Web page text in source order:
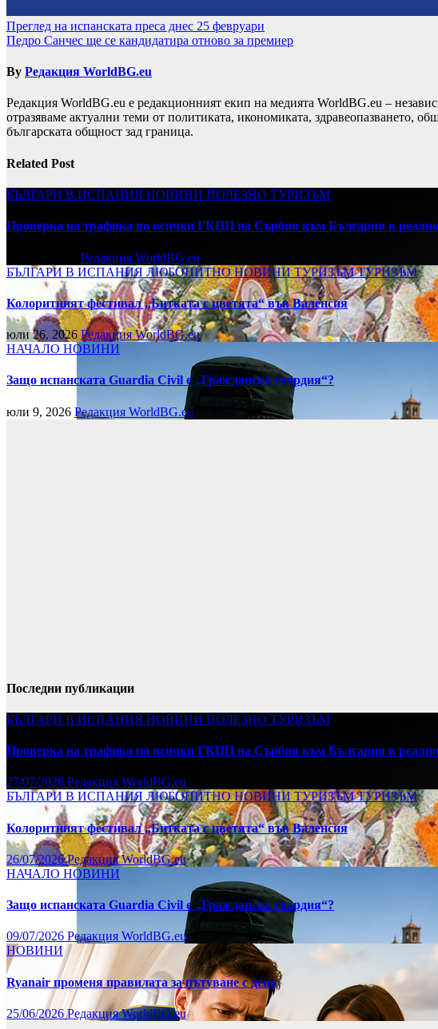
Навигация
Преглед на испанската преса днес 25 февруари
Педро Санчес ще се кандидатира отново за премиер
By Редакция WorldBG.eu
Редакция WorldBG.eu е редакционният екип на медията WorldBG.eu –
отразяваме актуални теми от политиката, икономиката, здравеопазването,
българската общност зад граница.
Related Post
БЪЛГАРИ В ИСПАНИЯ НОВИНИ ПОЛЕЗНО ТУРИЗЪМ
Проверка на трафика по всички ГКПП на Сърбия към България в
Редакция WorldBG.eu
БЪЛГАРИ В ИСПАНИЯ ЛЮБОПИТНОНОВИНИТУРИЗЪМТУРИЗЪМ
Колоритният фестивал „Битката с цветята“ във Валенсия
юли 26, 2026 Редакция WorldBG.eu
НАЧАЛО НОВИНИ
Защо испанската Guardia Civil е „Гражданска гвардия“?
юли 9, 2026 Редакция WorldBG.eu
Последни публикации
БЪЛГАРИ В ИСПАНИЯ НОВИНИ ПОЛЕЗНО ТУРИЗЪМ
Проверка на трафика по всички ГКПП на Сърбия към България в
27/07/2026 Редакция WorldBG.eu
БЪЛГАРИ В ИСПАНИЯ ЛЮБОПИТНОНОВИНИТУРИЗЪМТУРИЗЪМ
Колоритният фестивал „Битката с цветята“ във Валенсия
26/07/2026Редакция WorldBG.eu
НАЧАЛО НОВИНИ
Защо испанската Guardia Civil е „Гражданска гвардия“?
09/07/2026 Редакция WorldBG.eu
НОВИНИ
Ryanair променя правилата за пътуване с деца
25/06/2026Редакция WorldBG.eu